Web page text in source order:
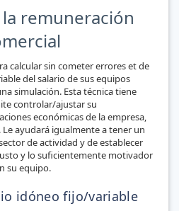
remuneración
calcular sin cometer errores et de
del salario de sus equipos
simulación. Esta técnica tiene
controlar/ajustar su
económicas de la empresa,
ayudará igualmente a tener un
de actividad y de establecer
y lo suficientemente motivador
su equipo.
idóneo fijo/variable